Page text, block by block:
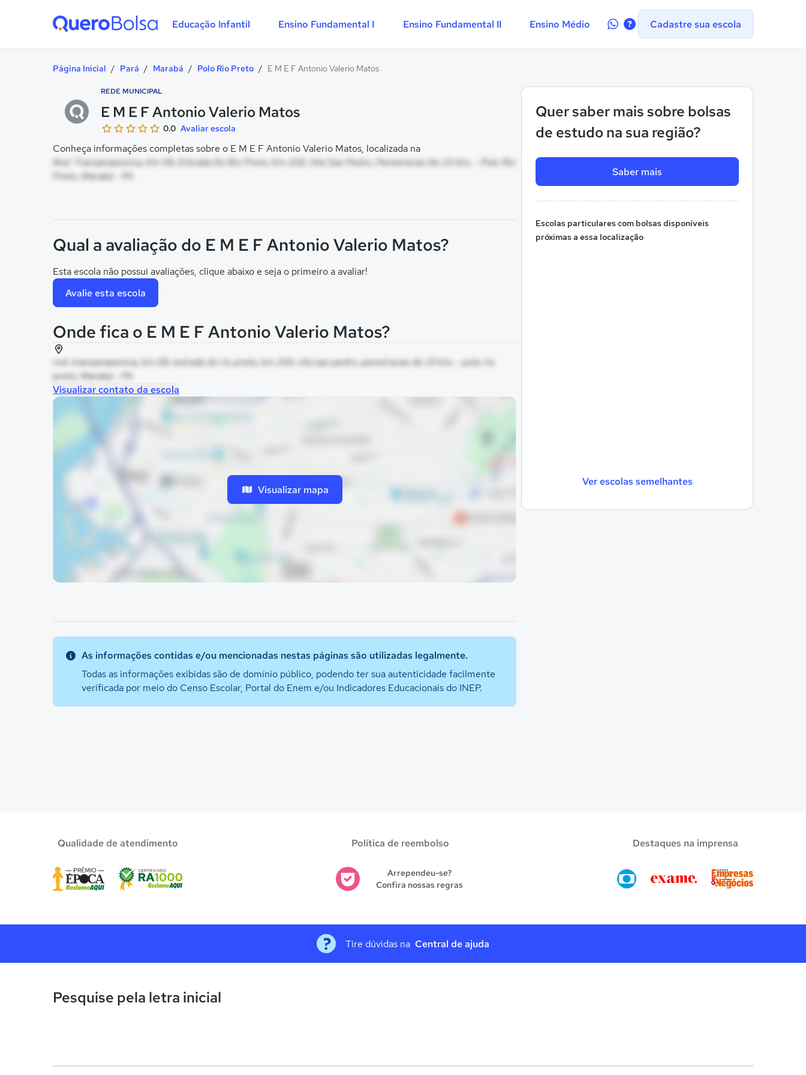
Educação Infantil Ensino Fundamental I Ensino Fundamental II Ensino Médio
Contate-Cadastre sua escola
Página Inicial / Pará / Marabá / Polo Rio Preto / E M E F Antonio Valerio Matos
REDE MUNICIPAL
E M E F Antonio Valerio Matos
0.0 Avaliar escola
Conheça informações completas sobre o E M E F Antonio Valerio Matos, localizada na
Rod. Transamazonica, Km 09, Estrada Do Rio Preto, Km 200, Vila Sao Pedro, Penetracao De 20 Km, - Polo Rio
Preto, Marabá - PA
Quer saber mais sobre bolsas
de estudo na sua região?
Saber mais
Escolas particulares com bolsas disponíveis
próximas a essa localização
Ver escolas semelhantes
Qual a avaliação do E M E F Antonio Valerio Matos?
Esta escola não possui avaliações, clique abaixo e seja o primeiro a avaliar!
Avalie esta escola
Onde fica o E M E F Antonio Valerio Matos?
rod. transamazonica, km 09, estrada do rio preto, km 200, vila sao pedro, penetracao de 20 km, - polo rio
preto, Marabá - PA
Visualizar contato da escola
Visualizar mapa
As informações contidas e/ou mencionadas nestas páginas são utilizadas legalmente.
Todas as informações exibidas são de domínio público, podendo ter sua autenticidade facilmente
verificada por meio do Censo Escolar, Portal do Enem e/ou Indicadores Educacionais do INEP.
Qualidade de atendimento Política de reembolso
Arrependeu-se?
Confira nossas regras
Destaques na imprensa
Tire dúvidas na Central de ajuda
Pesquise pela letra inicial